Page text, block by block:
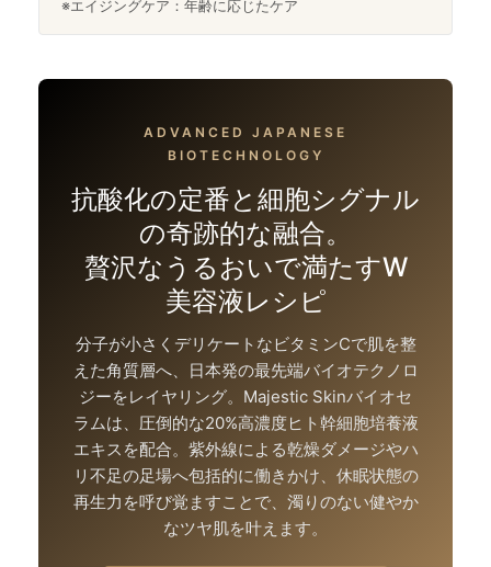
※エイジングケア：年齢に応じたケア
ADVANCED JAPANESE
BIOTECHNOLOGY
抗酸化の定番と細胞シグナル
の奇跡的な融合。
贅沢なうるおいで満たすW
美容液レシピ
分子が小さくデリケートなビタミンCで肌を整
えた角質層へ、日本発の最先端バイオテクノロ
ジーをレイヤリング。Majestic Skinバイオセ
ラムは、圧倒的な20%高濃度ヒト幹細胞培養液
エキスを配合。紫外線による乾燥ダメージやハ
リ不足の足場へ包括的に働きかけ、休眠状態の
再生力を呼び覚ますことで、濁りのない健やか
なツヤ肌を叶えます。